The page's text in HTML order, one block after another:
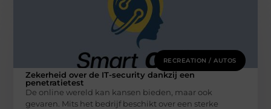
RECREATION / AUTOS
Zekerheid over de IT-security dankzij een
penetratietest
De online wereld kan kansen bieden, maar ook
gevaren. Mits het bedrijf beschikt over een sterke